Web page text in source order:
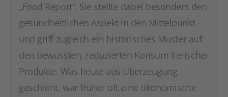
„Food Report“. Sie stellte dabei besonders den
gesundheitlichen Aspekt in den Mittelpunkt –
und griff zugleich ein historisches Muster auf:
den bewussten, reduzierten Konsum tierischer
Produkte. Was heute aus Überzeugung
geschieht, war früher oft eine ökonomische